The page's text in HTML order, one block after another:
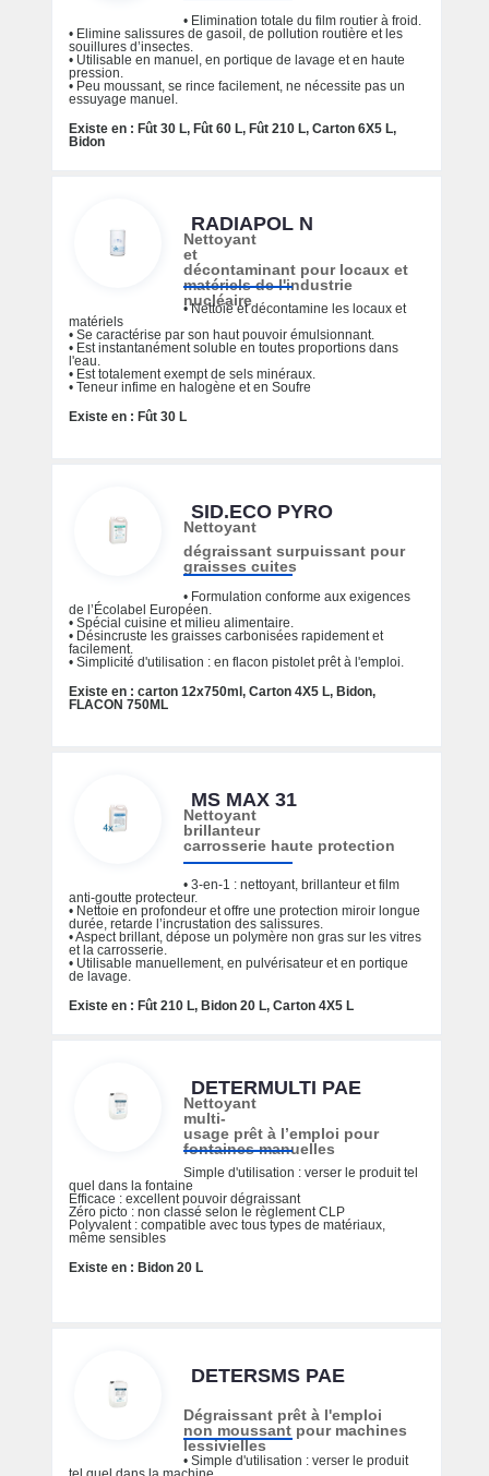
• Elimination totale du film routier à froid.
• Elimine salissures de gasoil, de pollution routière et les
souillures d’insectes.
• Utilisable en manuel, en portique de lavage et en haute
pression.
• Peu moussant, se rince facilement, ne nécessite pas un
essuyage manuel.
Existe en : Fût 30 L, Fût 60 L, Fût 210 L, Carton 6X5 L,
Bidon
RADIAPOL N
Nettoyant
et
décontaminant pour locaux et
matériels de l'industrie
nucléaire
• Nettoie et décontamine les locaux et
matériels
• Se caractérise par son haut pouvoir émulsionnant.
• Est instantanément soluble en toutes proportions dans
l'eau.
• Est totalement exempt de sels minéraux.
• Teneur infime en halogène et en Soufre
Existe en : Fût 30 L
SID.ECO PYRO
Nettoyant
dégraissant surpuissant pour
graisses cuites
• Formulation conforme aux exigences
de l’Écolabel Européen.
• Spécial cuisine et milieu alimentaire.
• Désincruste les graisses carbonisées rapidement et
facilement.
• Simplicité d'utilisation : en flacon pistolet prêt à l'emploi.
Existe en : carton 12x750ml, Carton 4X5 L, Bidon,
FLACON 750ML
MS MAX 31
Nettoyant
brillanteur
carrosserie haute protection
• 3-en-1 : nettoyant, brillanteur et film
anti-goutte protecteur.
• Nettoie en profondeur et offre une protection miroir longue
durée, retarde l’incrustation des salissures.
• Aspect brillant, dépose un polymère non gras sur les vitres
et la carrosserie.
• Utilisable manuellement, en pulvérisateur et en portique
de lavage.
Existe en : Fût 210 L, Bidon 20 L, Carton 4X5 L
DETERMULTI PAE
Nettoyant
multi-
usage prêt à l’emploi pour
fontaines manuelles
Simple d'utilisation : verser le produit tel
quel dans la fontaine
Efficace : excellent pouvoir dégraissant
Zéro picto : non classé selon le règlement CLP
Polyvalent : compatible avec tous types de matériaux,
même sensibles
Existe en : Bidon 20 L
DETERSMS PAE
Dégraissant prêt à l'emploi
non moussant pour machines
lessivielles
• Simple d'utilisation : verser le produit